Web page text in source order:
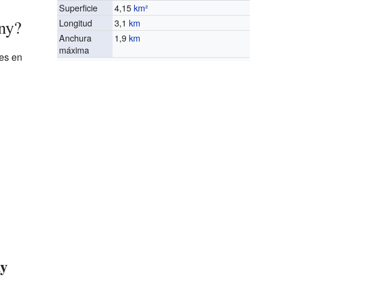
Superficie 4,15km²
Longitud
3,1km
Anchura
máxima
1,9km
en